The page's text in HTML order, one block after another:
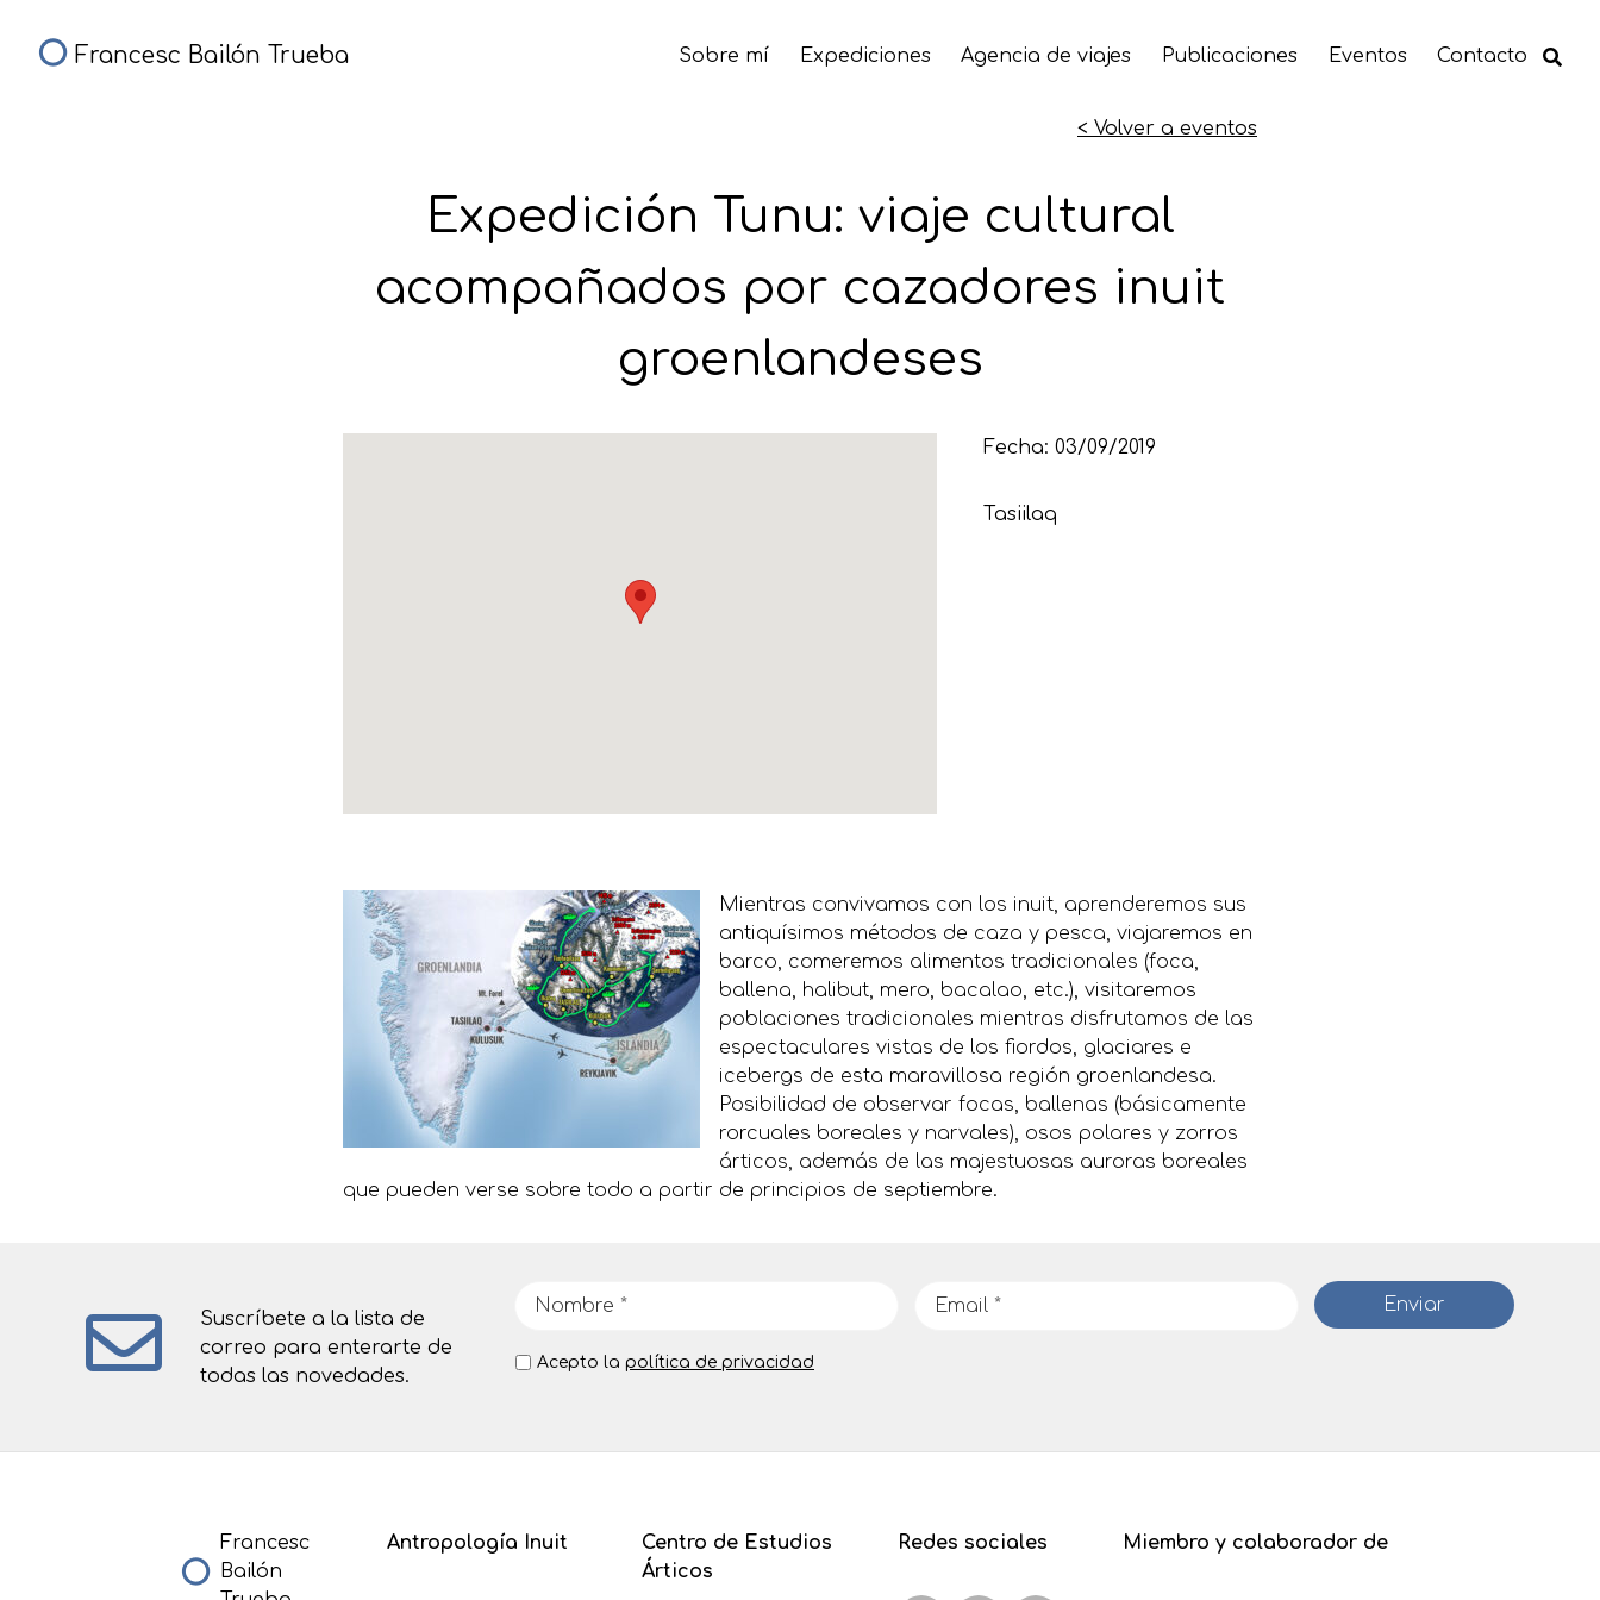
Francesc Bailón Trueba Sobre mí Expediciones Agencia de viajes Publicaciones Eventos Contacto
< Volver a eventos
Expedición Tunu: viaje cultural
acompañados por cazadores inuit
groenlandeses
Fecha: 03/09/2019
Tasiilaq
Mientras convivamos con los inuit, aprenderemos sus
antiquísimos métodos de caza y pesca, viajaremos en
barco, comeremos alimentos tradicionales (foca,
ballena, halibut, mero, bacalao, etc.), visitaremos
poblaciones tradicionales mientras disfrutamos de las
espectaculares vistas de los fiordos, glaciares e
icebergs de esta maravillosa región groenlandesa.
Posibilidad de observar focas, ballenas (básicamente
rorcuales boreales y narvales), osos polares y zorros
árticos, además de las majestuosas auroras boreales
que pueden verse sobre todo a partir de principios de septiembre.
Suscríbete a la lista de
correo para enterarte de
todas las novedades.
Acepto la política de privacidad
Francesc
Bailón
Antropología Inuit
Centro de Estudios
Árticos
Redes sociales Miembro y colaborador de